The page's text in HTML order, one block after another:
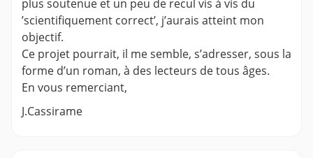
plus soutenue et un peu de recul vis à vis du
’scientifiquement correct’, j’aurais atteint mon
objectif.
Ce projet pourrait, il me semble, s’adresser, sous la
forme d’un roman, à des lecteurs de tous âges.
En vous remerciant,
J.Cassirame